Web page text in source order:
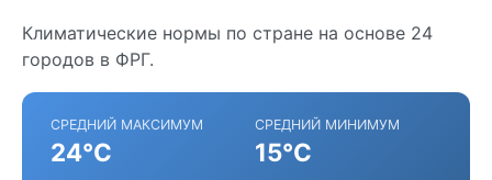
Климатические нормы по стране на основе 24
городов в ФРГ.
СРЕДНИЙ МАКСИМУМ
24°C
СРЕДНИЙ МИНИМУМ
15°C